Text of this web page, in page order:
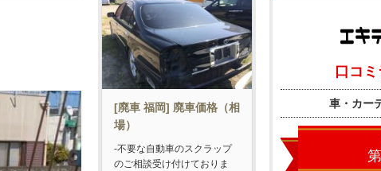
[廃車 福岡] 廃車価格（相
場）
-不要な自動車のスクラップ
のご相談受け付けておりま